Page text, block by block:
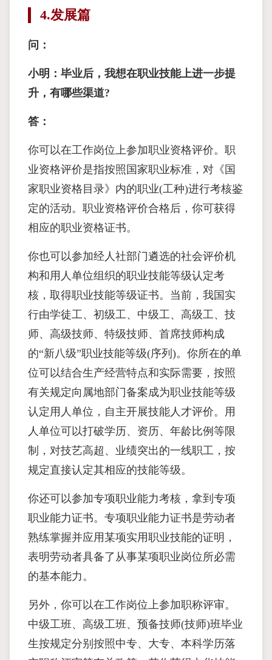
4.发展篇
问：
小明：毕业后，我想在职业技能上进一步提
升，有哪些渠道?
答：
你可以在工作岗位上参加职业资格评价。职
业资格评价是指按照国家职业标准，对《国
家职业资格目录》内的职业(工种)进行考核鉴
定的活动。职业资格评价合格后，你可获得
相应的职业资格证书。
你也可以参加经人社部门遴选的社会评价机
构和用人单位组织的职业技能等级认定考
核，取得职业技能等级证书。当前，我国实
行由学徒工、初级工、中级工、高级工、技
师、高级技师、特级技师、首席技师构成
的“新八级”职业技能等级(序列)。你所在的单
位可以结合生产经营特点和实际需要，按照
有关规定向属地部门备案成为职业技能等级
认定用人单位，自主开展技能人才评价。用
人单位可以打破学历、资历、年龄比例等限
制，对技艺高超、业绩突出的一线职工，按
规定直接认定其相应的技能等级。
你还可以参加专项职业能力考核，拿到专项
职业能力证书。专项职业能力证书是劳动者
熟练掌握并应用某项实用职业技能的证明，
表明劳动者具备了从事某项职业岗位所必需
的基本能力。
另外，你可以在工作岗位上参加职称评审。
中级工班、高级工班、预备技师(技师)班毕业
生按规定分别按照中专、大专、本科学历落